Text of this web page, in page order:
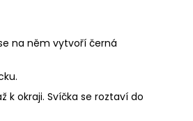
na něm vytvoří černá
okraji. Svíčka se roztaví do